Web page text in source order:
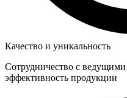
Качество и уникальность
Сотрудничество с
эффективность продукции